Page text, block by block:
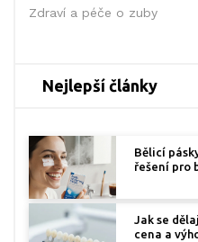
Zdraví a péče o zuby
Nejlepší články
Bělicí
řešení pro
Jak se
cena a